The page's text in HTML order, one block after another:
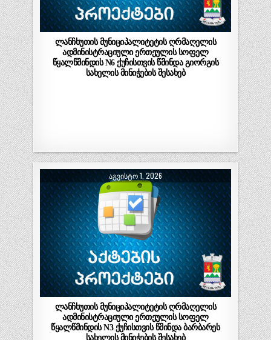
ლანჩხუთის მუნიციპალიტეტის ღრმაღელის
ადმინისტრაციული ერთეულის სოფელ
წყალწმინდის N6 ქუჩისთვის წმინდა გიორგის
სახელის მინიჭების შესახებ
ᲐᲒᲕᲘᲡᲢᲝ 1, 2026
ლანჩხუთის მუნიციპალიტეტის ღრმაღელის
ადმინისტრაციული ერთეულის სოფელ
წყალწმინდის N3 ქუჩისთვის წმინდა ბარბარეს
სახელის მინიჭების შესახებ